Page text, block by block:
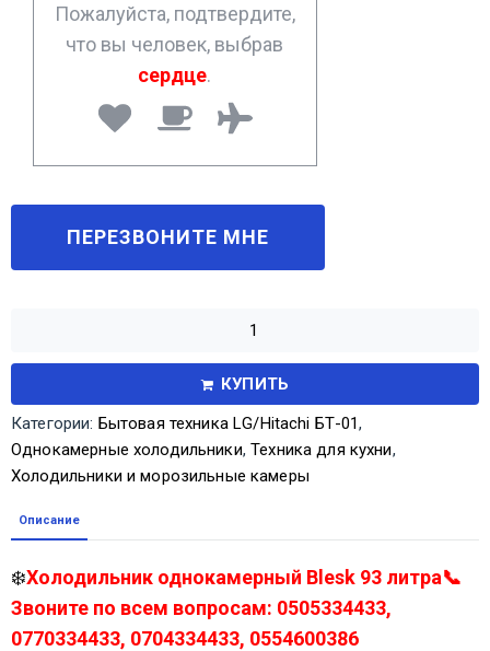
Пожалуйста, подтвердите,
что вы человек, выбрав
сердце.
КУПИТЬ
Категории: Бытовая техника LG/Hitachi БТ-01,
Однокамерные холодильники,Техника для кухни,
Холодильники и морозильные камеры
Описание
❄️Холодильник однокамерный Blesk 93 литра📞
Звоните по всем вопросам: 0505334433,
0770334433, 0704334433, 0554600386